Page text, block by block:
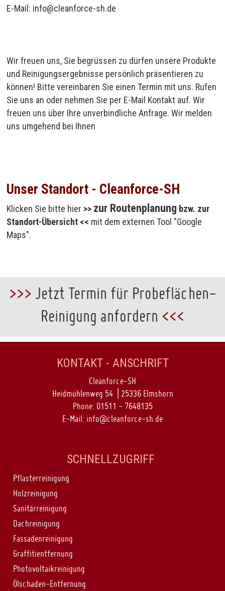
E-Mail: info@cleanforce-sh.de
Wir freuen uns, Sie begrüssen zu dürfen unsere Produkte
und Reinigungsergebnisse persönlich präsentieren zu
können! Bitte vereinbaren Sie einen Termin mit uns. Rufen
Sie uns an oder nehmen Sie per E-Mail Kontakt auf. Wir
freuen uns über Ihre unverbindliche Anfrage. Wir melden
uns umgehend bei Ihnen
Unser Standort - Cleanforce-SH
Klicken Sie bitte hier >> zur Routenplanung bzw. zur
Standort-Übersicht << mit dem externen Tool "Google
Maps".
>>> Jetzt Termin für Probeflächen-
Reinigung anfordern <<<
KONTAKT - ANSCHRIFT
Cleanforce-SH
Heidmühlenweg 54 | 25336 Elmshorn
Phone: 01511 - 7648135
E-Mail: info@cleanforce-sh.de
SCHNELLZUGRIFF
Pflasterreinigung
Holzreinigung
Sanitärreinigung
Dachreinigung
Fassadenreinigung
Graffitientfernung
Photovoltaikreinigung
Ölschaden-Entfernung